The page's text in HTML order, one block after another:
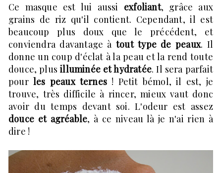
Ce masque est lui aussi exfoliant, grâce aux
grains de riz qu'il contient. Cependant, il est
beaucoup plus doux que le précédent, et
conviendra davantage àtout type de peaux. Il
donne un coup d'éclat à la peau et la rend toute
douce, plusilluminée et hydratée. Il sera parfait
pour les peaux ternes ! Petit bémol, il est, je
trouve, très difficile à rincer, mieux vaut donc
avoir du temps devant soi. L'odeur est assez
douce et agréable, à ce niveau là je n'ai rien à
dire !